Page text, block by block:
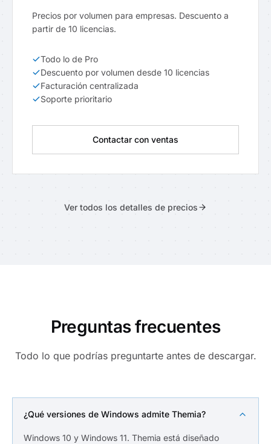
Precios por volumen para empresas. Descuento a
partir de 10 licencias.
Todo lo de Pro
Descuento por volumen desde 10 licencias
Facturación centralizada
Soporte prioritario
Contactar con ventas
Ver todos los detalles de precios
Preguntas frecuentes
Todo lo que podrías preguntarte antes de descargar.
¿Qué versiones de Windows admite Themia?
Windows 10 y Windows 11. Themia está diseñado